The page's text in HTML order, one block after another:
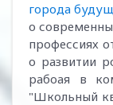
города
о
профессиях
о развитии
рабоая в
"Школьный